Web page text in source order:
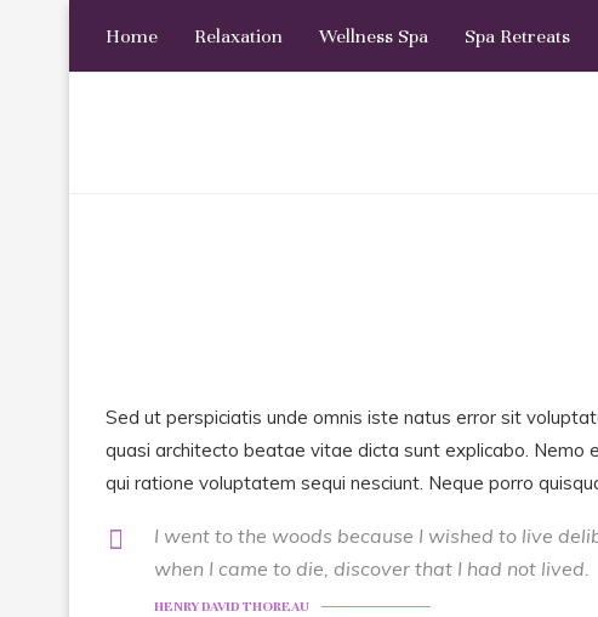
Home Relaxation Wellness Spa Spa Retreats
Sed ut perspiciatis unde omnis iste natus error sit
quasi architecto beatae vitae dicta sunt explicabo.
qui ratione voluptatem sequi nesciunt. Neque porro
I went to the woods because I wished to live
when I came to die, discover that I had not lived.
HENRY DAVID THOREAU